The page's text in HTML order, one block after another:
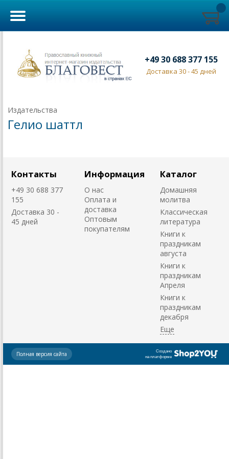
+49 30 688 377 155
Доставка 30 - 45 дней
Издательства
Гелио шаттл
Контакты
+49 30 688 377
155
Доставка 30 -
45 дней
Информация
О нас
Оплата и
доставка
Оптовым
покупателям
Каталог
Домашняя
молитва
Классическая
литература
Книги к
праздникам
августа
Книги к
праздникам
Апреля
Книги к
праздникам
декабря
Создано
на платформе
Полная версия сайта